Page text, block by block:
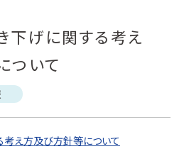
下げに関する考え
ついて
え方及び方針等について